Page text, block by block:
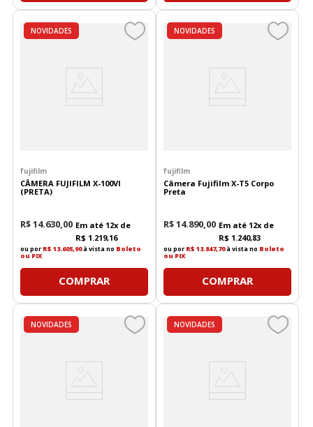
NOVIDADES
fujifilm
CÂMERA FUJIFILM X-100VI
(PRETA)
R$14.630 00 Em até 12x de
R$ 1.219,16
ou por R$ 13.605,90à vista no Boleto
ou PIX
COMPRAR
NOVIDADES
fujifilm
Câmera Fujifilm X-T5 Corpo
Preta
R$14.890 00 Em até 12x de
R$ 1.240,83
ou por R$ 13.847,70à vista no Boleto
ou PIX
COMPRAR
NOVIDADES NOVIDADES